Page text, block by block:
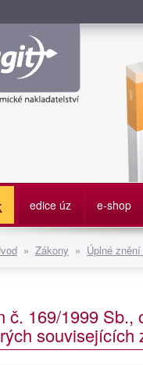
edice úz e-shop
» Zákony » Úplné
č. 169/1999 Sb.,
souvisejících